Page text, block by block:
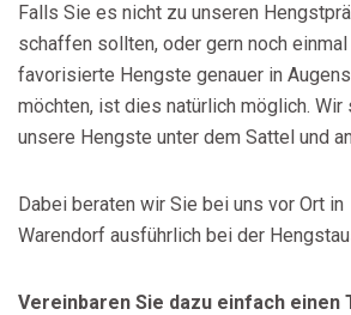
Falls Sie es nicht zu unseren
schaffen sollten, oder gern noch einmal
favorisierte Hengste genauer in
möchten, ist dies natürlich möglich. Wir
unsere Hengste unter dem Sattel und
Dabei beraten wir Sie bei uns vor Ort in
Warendorf ausführlich bei der
Vereinbaren Sie dazu einfach einen